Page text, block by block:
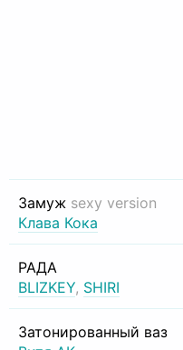
Замуж sexy version
Клава Кока
РАДА
BLIZKEY, SHIRI
Затонированный ваз